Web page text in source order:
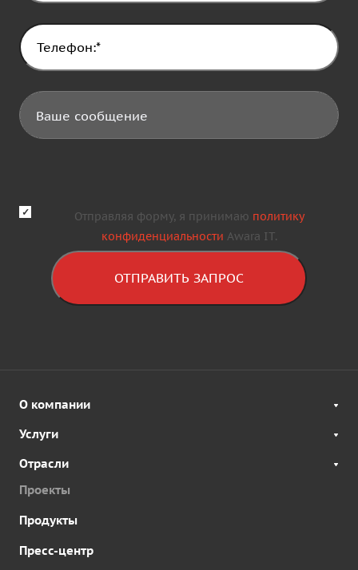
Отправляя форму, я принимаю политику
конфиденциальности Awara IT.
ОТПРАВИТЬ ЗАПРОС
О компании
Услуги
Отрасли
Проекты
Продукты
Пресс-центр